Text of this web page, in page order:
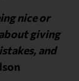
nice or
giving
and